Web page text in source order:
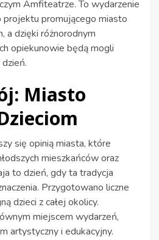
Amfiteatrze. To wydarzenie
promującego miasto
a dzięki różnorodnym
opiekunowie będą mogli
Miasto
się opinią miasta, które
mieszkańców oraz
to dzień, gdy ta tradycja
Przygotowano liczne
dzieci z całej okolicy.
miejscem wydarzeń,
artystyczny i edukacyjny.